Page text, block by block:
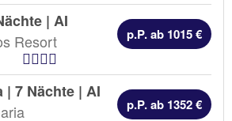
| AI
Resort
p.P. ab 1015 €
| 7 Nächte | AI
p.P. ab 1352 €